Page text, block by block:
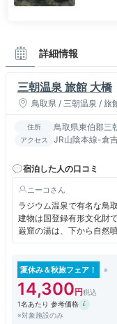
詳細情報
三朝温泉 旅館 大橋
鳥取県 / 三朝温泉 / 旅
住所 鳥取県東伯郡三
アクセス
JR山陰本線-倉
宿泊した人の口コミ
ニーコ
ラジウム温泉で有名な鳥
建物は国登録有形文化財
巌窟の湯は、下から自然
り、どちらも熱めでじん
だそうです。
部屋もさすが登録有形文
建物であるがゆえに11月
もっと寒い時期にはスト
た）
夏休み＆秋旅フェア！
14,300
1名あたり 参考価格
※対象施設のみ